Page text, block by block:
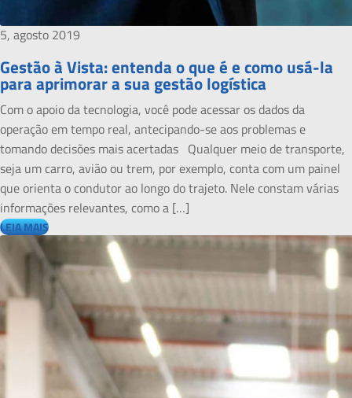
5, agosto 2019
Gestão à Vista: entenda o que é e como usá-la
para aprimorar a sua gestão logística
Com o apoio da tecnologia, você pode acessar os dados da
operação em tempo real, antecipando-se aos problemas e
tomando decisões mais acertadas Qualquer meio de transporte,
seja um carro, avião ou trem, por exemplo, conta com um painel
que orienta o condutor ao longo do trajeto. Nele constam várias
informações relevantes, como a […]
LEIA MAIS